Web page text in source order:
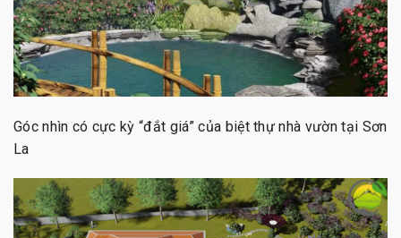
Góc nhìn có cực kỳ “đắt giá” của biệt thự nhà vườn tại Sơn
La